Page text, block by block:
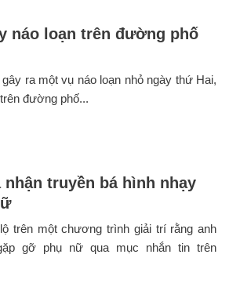
náo loạn trên đường phố
ra một vụ náo loạn nhỏ ngày thứ Hai,
đường phố...
nhận truyền bá hình nhạy
trên một chương trình giải trí rằng anh
gỡ phụ nữ qua mục nhắn tin trên